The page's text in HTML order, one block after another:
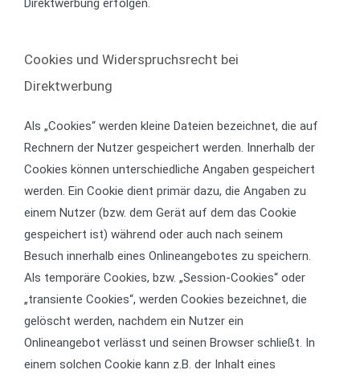
Direktwerbung erfolgen.
Cookies und Widerspruchsrecht bei
Direktwerbung
Als „Cookies“ werden kleine Dateien bezeichnet, die auf
Rechnern der Nutzer gespeichert werden. Innerhalb der
Cookies können unterschiedliche Angaben gespeichert
werden. Ein Cookie dient primär dazu, die Angaben zu
einem Nutzer (bzw. dem Gerät auf dem das Cookie
gespeichert ist) während oder auch nach seinem
Besuch innerhalb eines Onlineangebotes zu speichern.
Als temporäre Cookies, bzw. „Session-Cookies“ oder
„transiente Cookies“, werden Cookies bezeichnet, die
gelöscht werden, nachdem ein Nutzer ein
Onlineangebot verlässt und seinen Browser schließt. In
einem solchen Cookie kann z.B. der Inhalt eines